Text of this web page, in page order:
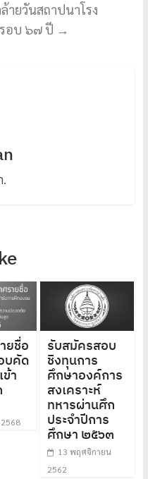
ายวันสถาปนาโรง
อบ ๖๗ ปี →
.
ยชื่อ
บคัด
ข้า
รับสมัครสอบ
ชิงทุนการ
ศึกษาองค์การ
สงเคราะห์
ทหารผ่านศึก
ประจำปีการ
ศึกษา ๒๕๖๓
13 พฤศจิกายน
2562